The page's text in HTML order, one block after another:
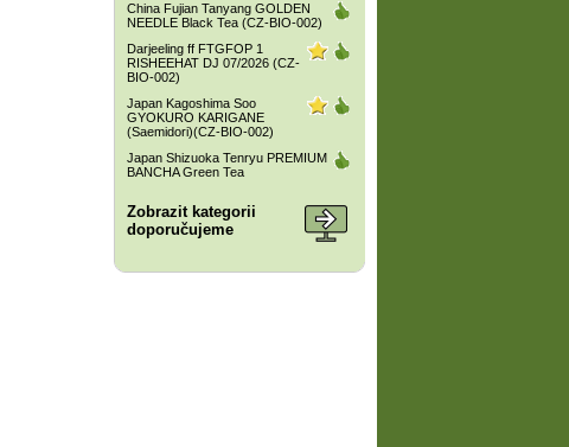
China Fujian Tanyang GOLDEN
NEEDLE Black Tea (CZ-BIO-002)
Darjeeling ff FTGFOP 1
RISHEEHAT DJ 07/2026 (CZ-
BIO-002)
Japan Kagoshima Soo
GYOKURO KARIGANE
(Saemidori)(CZ-BIO-002)
Japan Shizuoka Tenryu PREMIUM
BANCHA Green Tea
Zobrazit kategorii
doporučujeme